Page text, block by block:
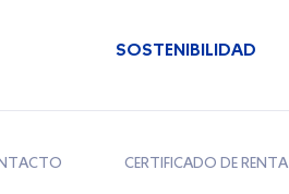
SOSTENIBILIDAD
CERTIFICADO DE RENTA